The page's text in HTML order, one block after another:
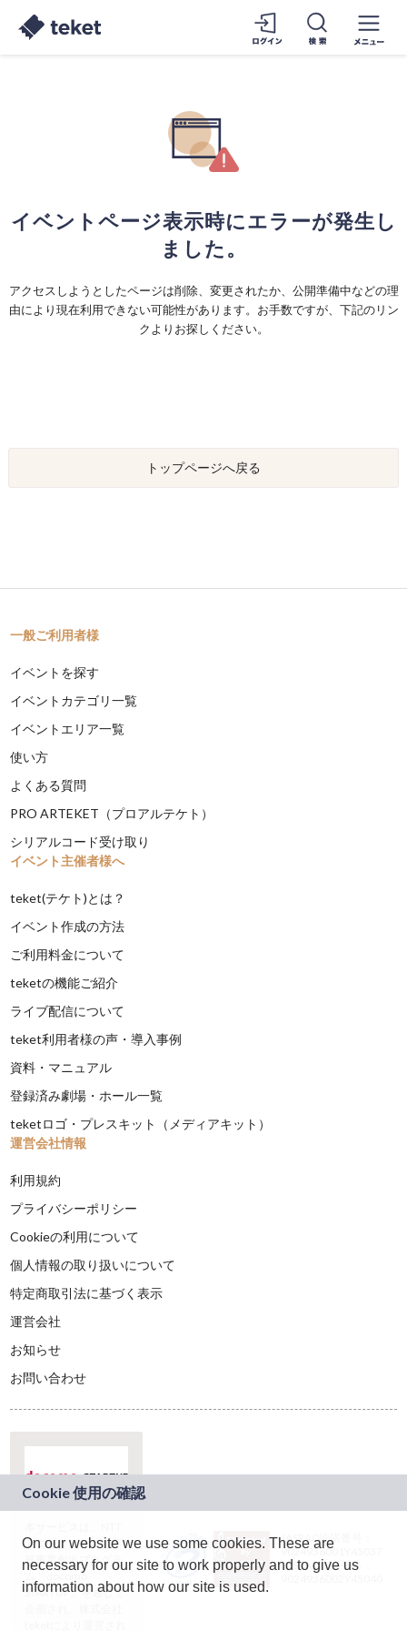
イベントページ表示時にエラーが発生し
ました。
アクセスしようとしたページは削除、変更されたか、公開準備中などの理
由により現在利用できない可能性があります。お手数ですが、下記のリン
クよりお探しください。
トップページへ戻る
一般ご利用者様
イベントを探す
イベントカテゴリ一覧
イベントエリア一覧
使い方
よくある質問
PRO ARTEKET（プロアルテケト）
シリアルコード受け取り
イベント主催者様へ
teket(テケト)とは？
イベント作成の方法
ご利用料金について
teketの機能ご紹介
ライブ配信について
teket利用者様の声・導入事例
資料・マニュアル
登録済み劇場・ホール一覧
teketロゴ・プレスキット（メディアキット）
運営会社情報
利用規約
プライバシーポリシー
Cookieの利用について
個人情報の取り扱いについて
特定商取引法に基づく表示
運営会社
お知らせ
お問い合わせ
ドコモグループの新
規事業創出プログラ
ム「docomo
STARTUP」を通じて
JASRAC許諾番号：
9024936001Y45037
JASRAC許諾番号：
On our website we use some cookies. These are
necessary for our site to work properly and to give us
information about how our site is used.